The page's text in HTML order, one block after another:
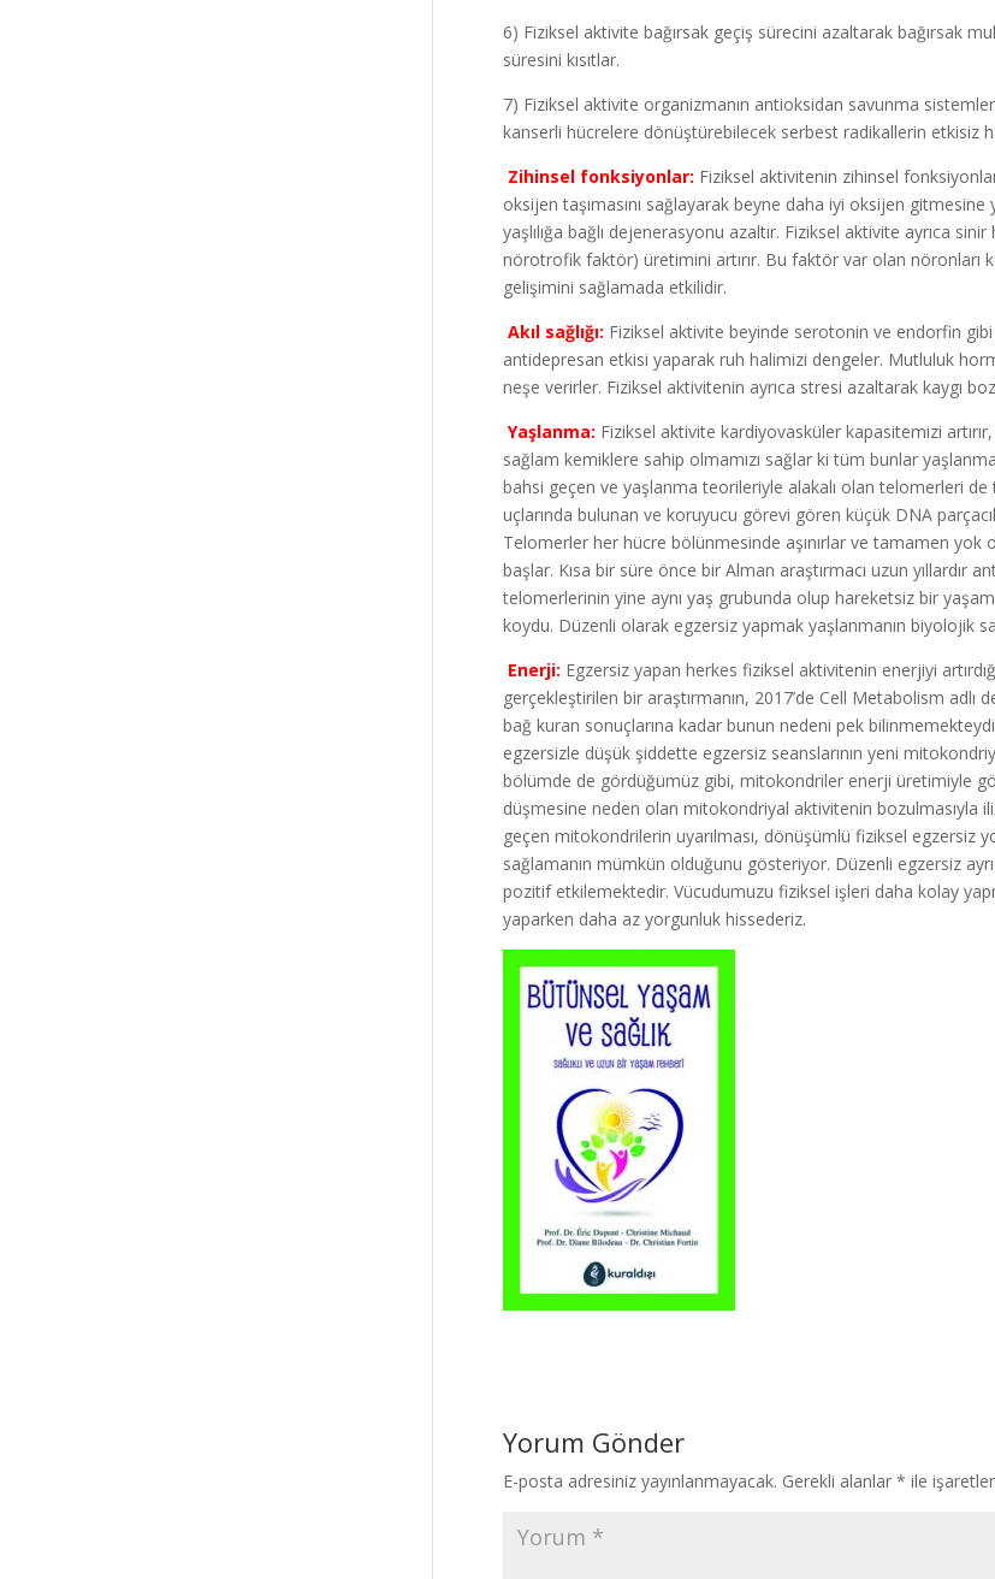
6) Fiziksel aktivite bağırsak geçiş sürecini azaltarak bağırsak
süresini kısıtlar.
7) Fiziksel aktivite organizmanın antioksidan savunma
kanserli hücrelere dönüştürebilecek serbest radikallerin etkisiz
Zihinsel fonksiyonlar: Fiziksel aktivitenin zihinsel
oksijen taşımasını sağlayarak beyne daha iyi oksijen
yaşlılığa bağlı dejenerasyonu azaltır. Fiziksel aktivite ayrıca
nörotrofik faktör) üretimini artırır. Bu faktör var olan nöronları
gelişimini sağlamada etkilidir.
Akıl sağlığı: Fiziksel aktivite beyinde serotonin ve endorfin
antidepresan etkisi yaparak ruh halimizi dengeler. Mutluluk
neşe verirler. Fiziksel aktivitenin ayrıca stresi azaltarak kaygı
Yaşlanma: Fiziksel aktivite kardiyovasküler kapasitemizi
sağlam kemiklere sahip olmamızı sağlar ki tüm bunlar
bahsi geçen ve yaşlanma teorileriyle alakalı olan telomerleri
uçlarında bulunan ve koruyucu görevi gören küçük DNA
Telomerler her hücre bölünmesinde aşınırlar ve tamamen yok
başlar. Kısa bir süre önce bir Alman araştırmacı uzun yıllardır
telomerlerinin yine aynı yaş grubunda olup hareketsiz bir
koydu. Düzenli olarak egzersiz yapmak yaşlanmanın biyolojik
Enerji: Egzersiz yapan herkes fiziksel aktivitenin enerjiyi
gerçekleştirilen bir araştırmanın, 2017’de Cell Metabolism
bağ kuran sonuçlarına kadar bunun nedeni pek
egzersizle düşük şiddette egzersiz seanslarının yeni
bölümde de gördüğümüz gibi, mitokondriler enerji üretimiyle
düşmesine neden olan mitokondriyal aktivitenin bozulmasıyla
geçen mitokondrilerin uyarılması, dönüşümlü fiziksel egzersiz
sağlamanın mümkün olduğunu gösteriyor. Düzenli egzersiz
pozitif etkilemektedir. Vücudumuzu fiziksel işleri daha kolay
yaparken daha az yorgunluk hissederiz.
Yorum Gönder
E-posta adresiniz yayınlanmayacak. Gerekli alanlar * ile